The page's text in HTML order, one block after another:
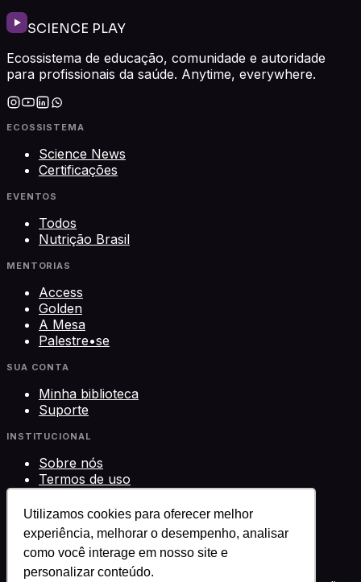
Utilizamos cookies para oferecer melhor
experiência, melhorar o desempenho, analisar
como você interage em nosso site e
personalizar conteúdo.
SCIENCE PLAY
Ecossistema de educação, comunidade e autoridade
para profissionais da saúde. Anytime, everywhere.
ECOSSISTEMA
Science News
Certificações
EVENTOS
Todos
Nutrição Brasil
MENTORIAS
Access
Golden
A Mesa
Palestre•se
SUA CONTA
Minha biblioteca
Suporte
INSTITUCIONAL
Sobre nós
Termos de uso
Privacidade
Contato
2026Science Play Cursos LTDA · CNPJ
33.612.911/0001-29 · Brasília, DFScience Play®